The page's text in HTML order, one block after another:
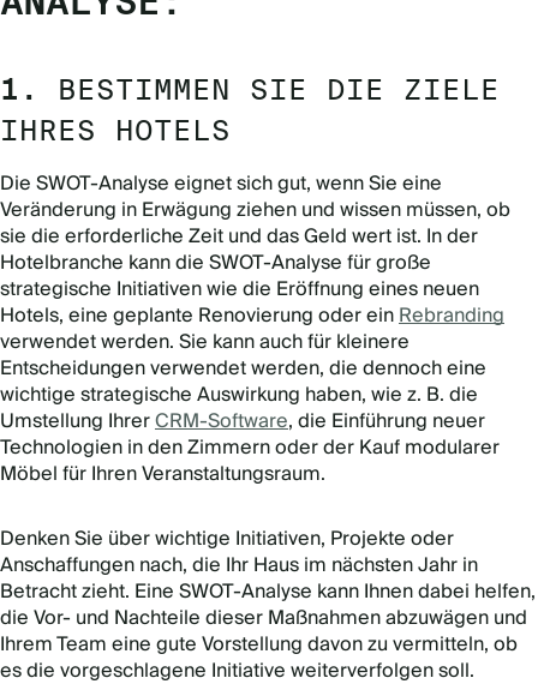
1. BESTIMMEN SIE DIE ZIELE
IHRES HOTELS
Die SWOT-Analyse eignet sich gut, wenn Sie eine
Veränderung in Erwägung ziehen und wissen müssen, ob
sie die erforderliche Zeit und das Geld wert ist. In der
Hotelbranche kann die SWOT-Analyse für große
strategische Initiativen wie die Eröffnung eines neuen
Hotels, eine geplante Renovierung oder einRebranding
verwendet werden. Sie kann auch für kleinere
Entscheidungen verwendet werden, die dennoch eine
wichtige strategische Auswirkung haben, wie z. B. die
Umstellung IhrerCRM-Software, die Einführung neuer
Technologien in den Zimmern oder der Kauf modularer
Möbel für Ihren Veranstaltungsraum.
Denken Sie über wichtige Initiativen, Projekte oder
Anschaffungen nach, die Ihr Haus im nächsten Jahr in
Betracht zieht. Eine SWOT-Analyse kann Ihnen dabei helfen,
die Vor- und Nachteile dieser Maßnahmen abzuwägen und
Ihrem Team eine gute Vorstellung davon zu vermitteln, ob
es die vorgeschlagene Initiative weiterverfolgen soll.